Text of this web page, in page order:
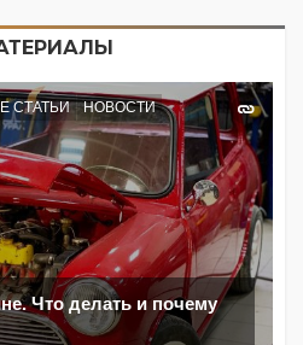
СТАТЬИ НОВОСТИ
Что делать и почему